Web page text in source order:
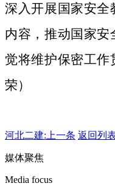
深入开展国家安全
内容，推动国家安
觉将维护保密工
荣）
河北二建: 上一条 返回列
媒体聚焦
Media focus